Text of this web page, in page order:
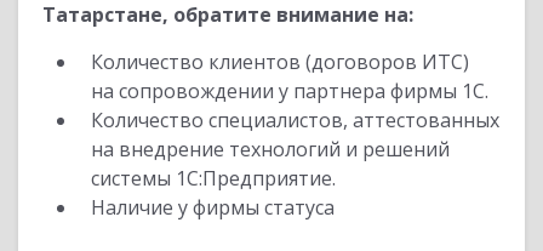
Татарстане, обратите внимание на:
Количество клиентов (договоров ИТС)
на сопровождении у партнера фирмы 1С.
Количество специалистов, аттестованных
на внедрение технологий и решений
системы 1С:Предприятие.
Наличие у фирмы статуса